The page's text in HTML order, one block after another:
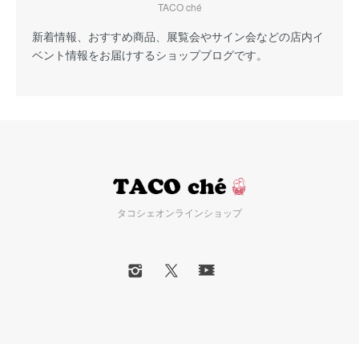
TACO ché
新着情報、おすすめ商品、展覧会やサイン会などの店内イ
ベント情報をお届けするショップブログです。
タコシェオンラインショップ